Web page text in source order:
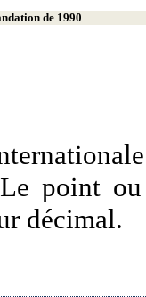
de 1990
point
décimal.